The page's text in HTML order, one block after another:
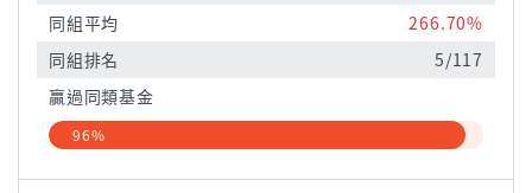
同組平均
266.70%
同組排名
5/117
贏過同類基金
96%